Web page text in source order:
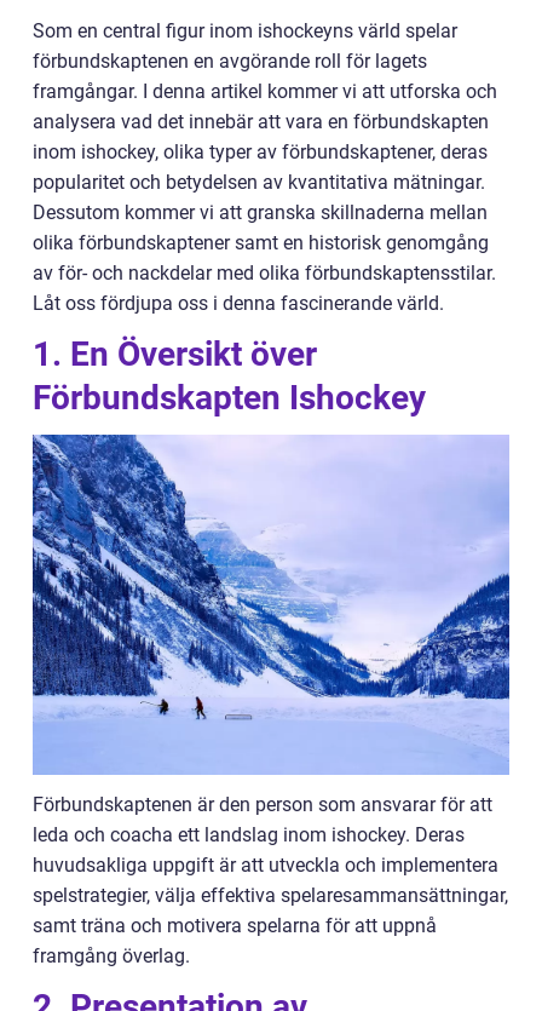
Som en central figur inom ishockeyns värld spelar
förbundskaptenen en avgörande roll för lagets
framgångar. I denna artikel kommer vi att utforska och
analysera vad det innebär att vara en förbundskapten
inom ishockey, olika typer av förbundskaptener, deras
popularitet och betydelsen av kvantitativa mätningar.
Dessutom kommer vi att granska skillnaderna mellan
olika förbundskaptener samt en historisk genomgång
av för- och nackdelar med olika förbundskaptensstilar.
Låt oss fördjupa oss i denna fascinerande värld.
1. En Översikt över
Förbundskapten Ishockey
Förbundskaptenen är den person som ansvarar för att
leda och coacha ett landslag inom ishockey. Deras
huvudsakliga uppgift är att utveckla och implementera
spelstrategier, välja effektiva spelaresammansättningar,
samt träna och motivera spelarna för att uppnå
framgång överlag.